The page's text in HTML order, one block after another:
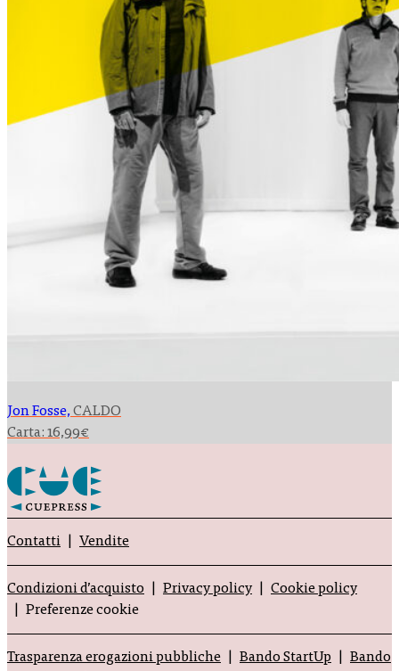
Jon Fosse,CALDO
Carta: 16,99€
Contatti Vendite
Condizioni d’acquisto Privacy policy
Cookie policy
Preferenze cookie
Trasparenza erogazioni pubbliche Bando StartUp
Bando